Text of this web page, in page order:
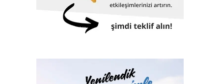
Gemisi, Nene Hatun Sondaj Gemisi, Rize-Artvin Havalimanı,
birçok futbol stadyumu bunlardan sadece birkaçıdır.
Klaslama, yasal sertifikasyon, test, muayene,
Vakfı, fiziki alanlarının yeterliliği ve gelişmeye açık oluşu